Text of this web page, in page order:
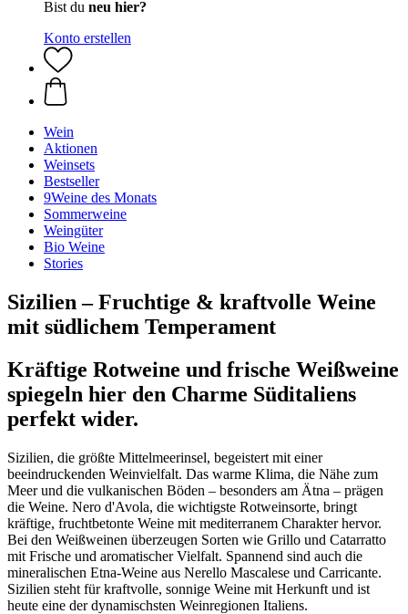
Bist du neu hier?
Konto erstellen
Wein
Aktionen
Weinsets
Bestseller
9Weine des Monats
Sommerweine
Weingüter
Bio Weine
Stories
Sizilien – Fruchtige & kraftvolle Weine
mit südlichem Temperament
Kräftige Rotweine und frische Weißweine
spiegeln hier den Charme Süditaliens
perfekt wider.
Sizilien, die größte Mittelmeerinsel, begeistert mit einer
beeindruckenden Weinvielfalt. Das warme Klima, die Nähe zum
Meer und die vulkanischen Böden – besonders am Ätna – prägen
die Weine. Nero d'Avola, die wichtigste Rotweinsorte, bringt
kräftige, fruchtbetonte Weine mit mediterranem Charakter hervor.
Bei den Weißweinen überzeugen Sorten wie Grillo und Catarratto
mit Frische und aromatischer Vielfalt. Spannend sind auch die
mineralischen Etna-Weine aus Nerello Mascalese und Carricante.
Sizilien steht für kraftvolle, sonnige Weine mit Herkunft und ist
heute eine der dynamischsten Weinregionen Italiens.